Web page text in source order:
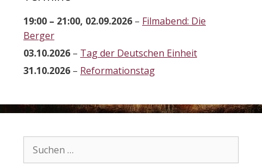
19:00 – 21:00, 02.09.2026 – Filmabend: Die
Berger
03.10.2026 – Tag der Deutschen Einheit
31.10.2026 – Reformationstag
nach: